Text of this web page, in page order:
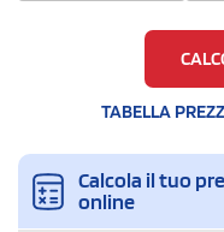
TABELLA
Calcola il tuo
online